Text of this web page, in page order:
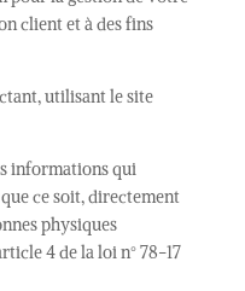
client et à des fins
utilisant le site
informations qui
ce soit, directement
physiques
4 de la loi n° 78-17